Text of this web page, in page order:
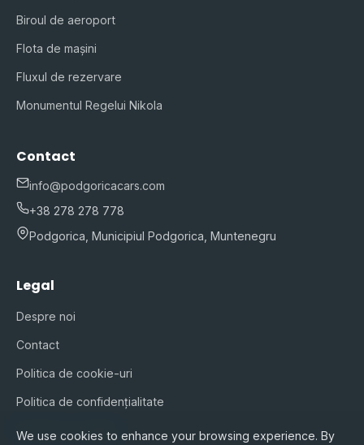
We use cookies to enhance your browsing experience. By
Biroul de aeroport
Flota de mașini
Fluxul de rezervare
Monumentul Regelui Nikola
Contact
info@podgoricacars.com
+38 278 278 778
Podgorica, Municipiul Podgorica, Muntenegru
Legal
Despre noi
Contact
Politica de cookie-uri
Politica de confidențialitate
Termeni și condiții